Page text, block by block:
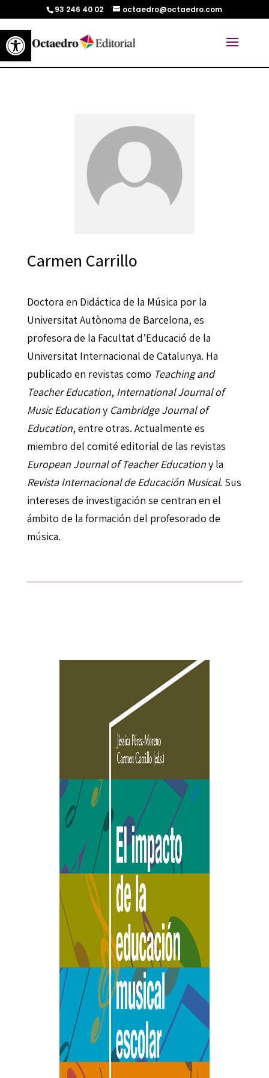
Abrir barra de herramientas
93 246 40 02 octaedro@octaedro.com
Carmen Carrillo
Doctora en Didáctica de la Música por la
Universitat Autònoma de Barcelona, es
profesora de la Facultat d’Educació de la
Universitat Internacional de Catalunya. Ha
publicado en revistas como Teaching and
Teacher Education, International Journal of
Music Educationy Cambridge Journal of
Education, entre otras. Actualmente es
miembro del comité editorial de las revistas
European Journal of Teacher Educationy la
Revista Internacional de Educación Musical. Sus
intereses de investigación se centran en el
ámbito de la formación del profesorado de
música.